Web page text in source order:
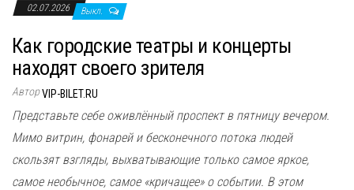
02.07.2026 Выкл.
Как городские театры и концерты
находят своего зрителя
АвторVIP-BILET.RU
Представьте себе оживлённый проспект в пятницу вечером.
Мимо витрин, фонарей и бесконечного потока людей
скользят взгляды, выхватывающие только самое яркое,
самое необычное, самое «кричащее» о событии. В этом